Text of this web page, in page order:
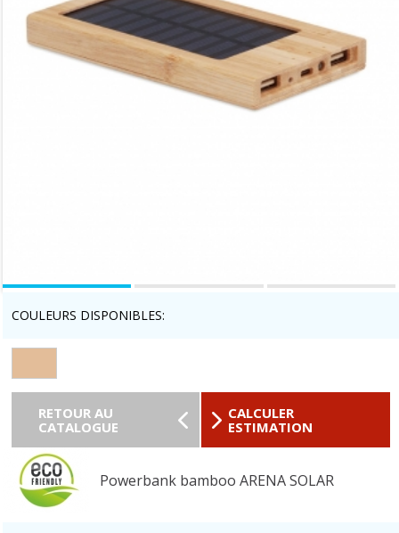
COULEURS DISPONIBLES:
RETOUR AU
CATALOGUE
CALCULER
ESTIMATION
Powerbank bamboo ARENA SOLAR